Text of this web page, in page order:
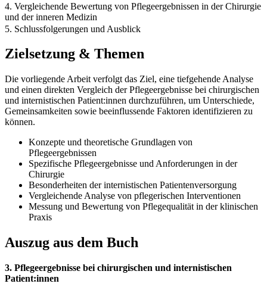
4. Vergleichende Bewertung von Pflegeergebnissen in der Chirurgie
und der inneren Medizin
5. Schlussfolgerungen und Ausblick
Zielsetzung & Themen
Die vorliegende Arbeit verfolgt das Ziel, eine tiefgehende Analyse
und einen direkten Vergleich der Pflegeergebnisse bei chirurgischen
und internistischen Patient:innen durchzuführen, um Unterschiede,
Gemeinsamkeiten sowie beeinflussende Faktoren identifizieren zu
können.
Konzepte und theoretische Grundlagen von
Pflegeergebnissen
Spezifische Pflegeergebnisse und Anforderungen in der
Chirurgie
Besonderheiten der internistischen Patientenversorgung
Vergleichende Analyse von pflegerischen Interventionen
Messung und Bewertung von Pflegequalität in der klinischen
Praxis
Auszug aus dem Buch
3. Pflegeergebnisse bei chirurgischen und internistischen
Patient:innen